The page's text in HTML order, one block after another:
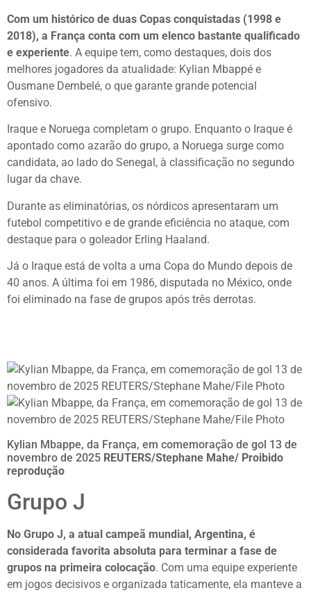
Com um histórico de duas Copas conquistadas (1998 e
2018), a França conta com um elenco bastante qualificado
e experiente. A equipe tem, como destaques, dois dos
melhores jogadores da atualidade: Kylian Mbappé e
Ousmane Dembelé, o que garante grande potencial
ofensivo.
Iraque e Noruega completam o grupo. Enquanto o Iraque é
apontado como azarão do grupo, a Noruega surge como
candidata, ao lado do Senegal, à classificação no segundo
lugar da chave.
Durante as eliminatórias, os nórdicos apresentaram um
futebol competitivo e de grande eficiência no ataque, com
destaque para o goleador Erling Haaland.
Já o Iraque está de volta a uma Copa do Mundo depois de
40 anos. A última foi em 1986, disputada no México, onde
foi eliminado na fase de grupos após três derrotas.
Kylian Mbappe, da França, em comemoração de gol 13 de
novembro de 2025 REUTERS/Stephane Mahe/ Proibido
reprodução
Grupo J
No Grupo J, a atual campeã mundial, Argentina, é
considerada favorita absoluta para terminar a fase de
grupos na primeira colocação. Com uma equipe experiente
em jogos decisivos e organizada taticamente, ela manteve a